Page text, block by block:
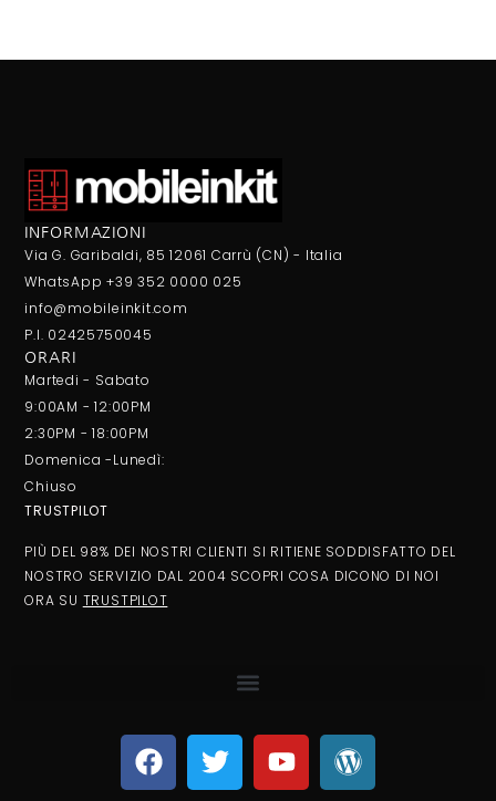
INFORMAZIONI
Via G. Garibaldi, 85 12061 Carrù (CN) - Italia
WhatsApp +39 352 0000 025
info@mobileinkit.com
P.I. 02425750045
ORARI
Martedi - Sabato
9:00AM - 12:00PM
2:30PM - 18:00PM
Domenica -Lunedì:
Chiuso
TRUSTPILOT
PIÙ DEL 98% DEI NOSTRI CLIENTI SI RITIENE SODDISFATTO DEL
NOSTRO SERVIZIO DAL 2004 SCOPRI COSA DICONO DI NOI
ORA SU TRUSTPILOT